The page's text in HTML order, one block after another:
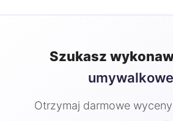
Szukasz
Otrzymaj darmowe